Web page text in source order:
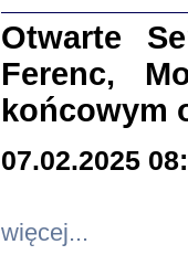
Otwarte
Ferenc,
końcowym
07.02.2025
więcej...